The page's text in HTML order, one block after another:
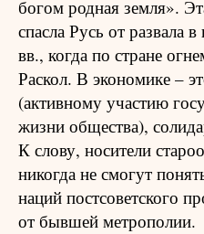
богом родная земля».
спасла Русь от развала
вв., когда по стране
Раскол. В экономике –
(активному участию
жизни общества),
К слову, носители
никогда не смогут
наций постсоветского
от бывшей метрополии.